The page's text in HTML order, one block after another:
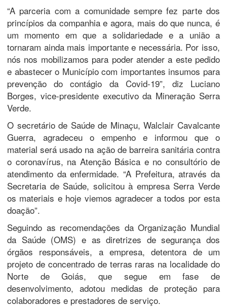
“A parceria com a comunidade sempre fez parte dos
princípios da companhia e agora, mais do que nunca, é
um momento em que a solidariedade e a união a
tornaram ainda mais importante e necessária. Por isso,
nós nos mobilizamos para poder atender a este pedido
e abastecer o Município com importantes insumos para
prevenção do contágio da Covid-19”, diz Luciano
Borges, vice-presidente executivo da Mineração Serra
Verde.
O secretário de Saúde de Minaçu, Walclair Cavalcante
Guerra, agradeceu o empenho e informou que o
material será usado na ação de barreira sanitária contra
o coronavírus, na Atenção Básica e no consultório de
atendimento da enfermidade. “A Prefeitura, através da
Secretaria de Saúde, solicitou à empresa Serra Verde
os materiais e hoje viemos agradecer a todos por esta
doação”.
Seguindo as recomendações da Organização Mundial
da Saúde (OMS) e as diretrizes de segurança dos
órgãos responsáveis, a empresa, detentora de um
projeto de concentrado de terras raras na localidade do
Norte de Goiás, que segue em fase de
desenvolvimento, adotou medidas de proteção para
colaboradores e prestadores de serviço.